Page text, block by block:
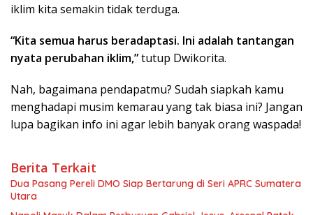
iklim kita semakin tidak terduga.
“Kita semua harus beradaptasi. Ini adalah tantangan
nyata perubahan iklim,”tutup Dwikorita.
Nah, bagaimana pendapatmu? Sudah siapkah kamu
menghadapi musim kemarau yang tak biasa ini? Jangan
lupa bagikan info ini agar lebih banyak orang waspada!
Berita Terkait
Dua Pasang Pereli DMO Siap Bertarung di Seri APRC Sumatera
Utara